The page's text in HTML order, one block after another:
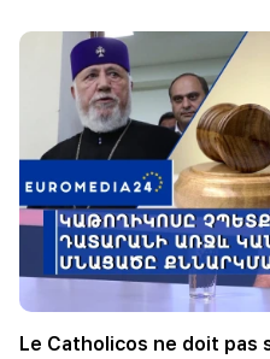
Le Catholicos ne doit